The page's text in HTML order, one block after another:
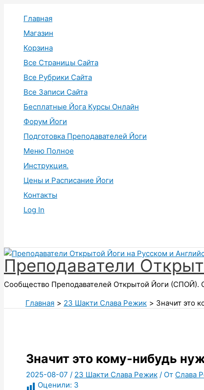
содержимому
Главная
Магазин
Корзина
Все Страницы Сайта
Все Рубрики Сайта
Все Записи Сайта
Бесплатные Йога Курсы Онлайн
Форум Йоги
Подготовка Преподавателей Йоги
Меню Полное
Инструкция.
Цены и Расписание Йоги
Контакты
Log In
Преподаватели
Сообщество Преподавателей Открытой Йоги (СПОЙ).
Главная
23 Шакти Слава Режик Значит это
Значит это кому-нибудь
2025-08-07 / 23 Шакти Слава Режик / От Слава
Оценили: 3